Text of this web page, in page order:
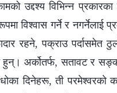
उद्दश्य विभिन्न
विश्‍वास गर्ने र नगर्नेलाई
रहने, पक्राउ पर्दासमेत
हुन्। अर्कोतर्फ, सतावट र
दिनेहरू, ती परमेश्‍वरको